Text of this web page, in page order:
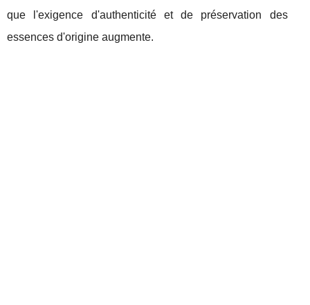
que l'exigence d'authenticité et de préservation des
essences d'origine augmente.